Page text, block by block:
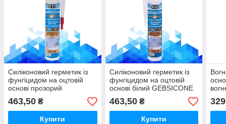
Силіконовий герметик із
фунгіцидом на оцтовій
основі прозорий
GEBSICONE W 310 мл
GEB SAS
463,50 ₴
Купити
Силіконовий герметик із
фунгіцидом на оцтовій
основі білий GEBSICONE
W 310 мл GEB SAS
463,50₴
Купити